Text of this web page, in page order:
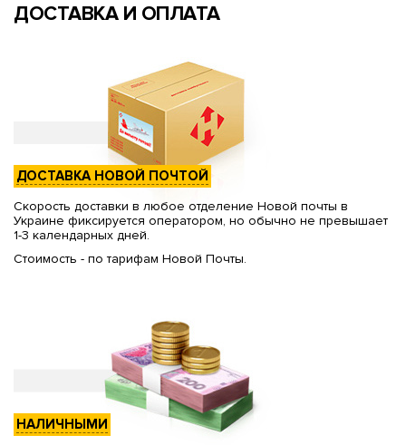
ДОСТАВКА И ОПЛАТА
ДОСТАВКА НОВОЙ ПОЧТОЙ
Скорость доставки в любое отделение Новой почты в
Украине фиксируется оператором, но обычно не превышает
1-3 календарных дней.
Стоимость - по тарифам Новой Почты.
НАЛИЧНЫМИ